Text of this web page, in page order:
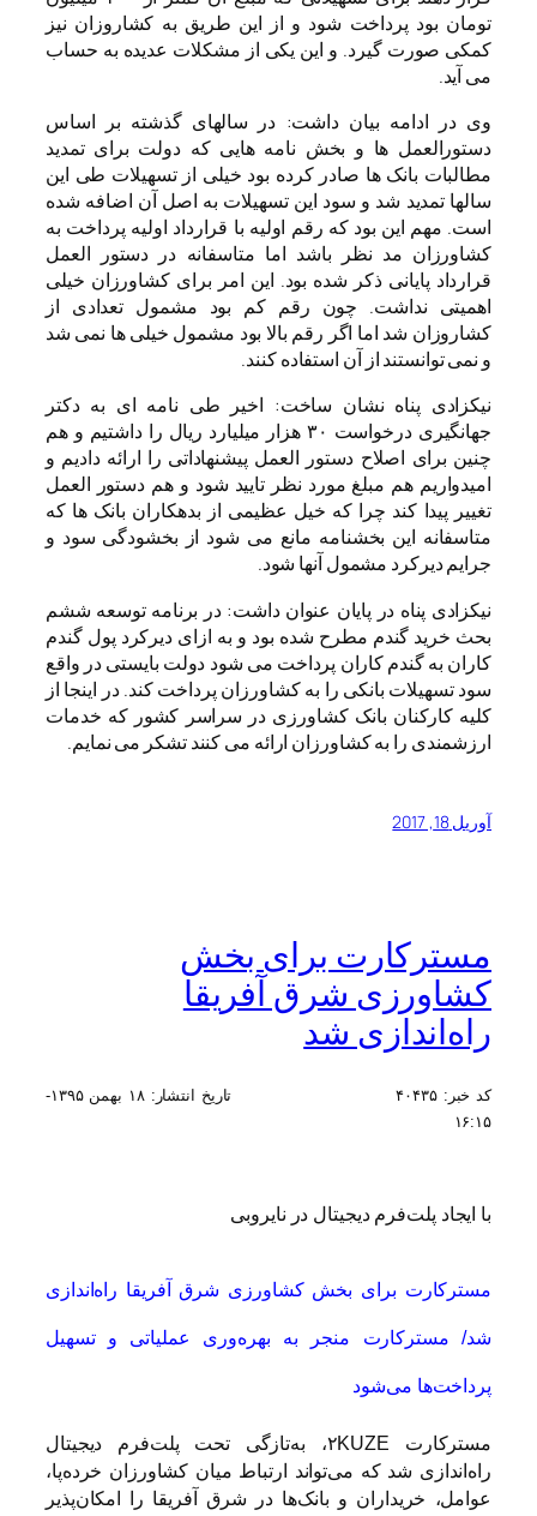
تومان بود پرداخت شود و از این طریق به کشاروزان نیز
کمکی صورت گیرد. و این یکی از مشکلات عدیده به حساب
می آید.
وی در ادامه بیان داشت: در سالهای گذشته بر اساس
دستورالعمل ها و بخش نامه هایی که دولت برای تمدید
مطالبات بانک ها صادر کرده بود خیلی از تسهیلات طی این
سالها تمدید شد و سود این تسهیلات به اصل آن اضافه شده
است. مهم این بود که رقم اولیه با قرارداد اولیه پرداخت به
کشاورزان مد نظر باشد اما متاسفانه در دستور العمل
قرارداد پایانی ذکر شده بود. این امر برای کشاورزان خیلی
اهمیتی نداشت. چون رقم کم بود مشمول تعدادی از
کشاروزان شد اما اگر رقم بالا بود مشمول خیلی ها نمی شد
و نمی توانستند از آن استفاده کنند.
نیکزادی پناه نشان ساخت: اخیر طی نامه ای به دکتر
جهانگیری درخواست ۳۰ هزار میلیارد ریال را داشتیم و هم
چنین برای اصلاح دستور العمل پیشنهاداتی را ارائه دادیم و
امیدواریم هم مبلغ مورد نظر تایید شود و هم دستور العمل
تغییر پیدا کند چرا که خیل عظیمی از بدهکاران بانک ها که
متاسفانه این بخشنامه مانع می شود از بخشودگی سود و
جرایم دیرکرد مشمول آنها شود.
نیکزادی پناه در پایان عنوان داشت: در برنامه توسعه ششم
بحث خرید گندم مطرح شده بود و به ازای دیرکرد پول گندم
کاران به گندم کاران پرداخت می شود دولت بایستی در واقع
سود تسهیلات بانکی را به کشاورزان پرداخت کند. در اینجا از
کلیه کارکنان بانک کشاورزی در سراسر کشور که خدمات
ارزشمندی را به کشاورزان ارائه می کنند تشکر می نمایم.
آوریل 18, 2017
مسترکارت برای بخش
کشاورزی شرق آفریقا
راه‌اندازی شد
کد خبر:۴۰۴۳۵ تاریخ انتشار:
۱۸ بهمن ۱۳۹۵-
۱۶:۱۵
با ایجاد پلت‌فرم دیجیتال در نایروبی
مسترکارت برای بخش کشاورزی شرق آفریقا راه‌اندازی
شد/ مسترکارت منجر به بهره‌وری عملیاتی و تسهیل
پرداخت‌ها می‌شود
مسترکارت ۲KUZE، به‌تازگی تحت پلت‌فرم دیجیتال
راه‌اندازی شد که می‌تواند ارتباط میان کشاورزان خرده‌پا،
عوامل، خریداران و بانک‌ها در شرق آفریقا را امکان‌پذیر